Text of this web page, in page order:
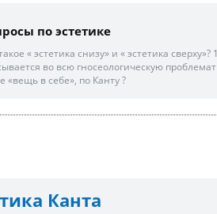
по эстетике
« эстетика снизу» и « эстетика
во всю гносеологическую
«вещь в себе», по Канту ?
Канта